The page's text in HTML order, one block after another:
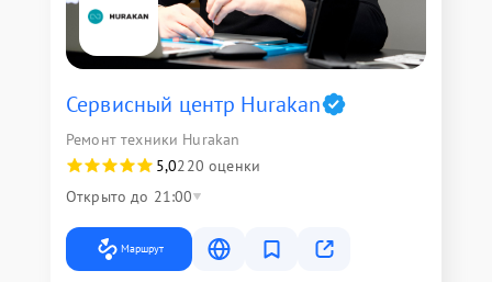
Сервисный центр Hurakan
Ремонт техники Hurakan
5,0220 оценки
Открыто до 21:00
Маршрут